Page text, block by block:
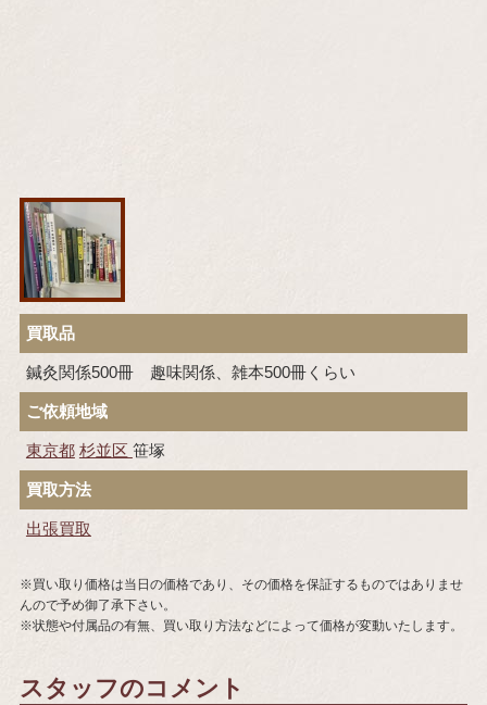
買取品
鍼灸関係500冊 趣味関係、雑本500冊くらい
ご依頼地域
東京都 杉並区 笹塚
買取方法
出張買取
※買い取り価格は当日の価格であり、その価格を保証するものではありませ
んので予め御了承下さい。
※状態や付属品の有無、買い取り方法などによって価格が変動いたします。
スタッフのコメント